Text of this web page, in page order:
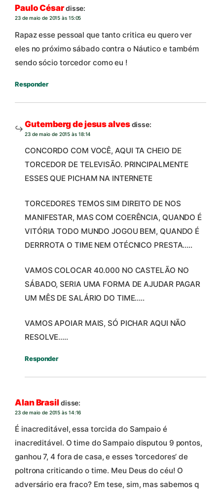
Paulo Césardisse:
23 de maio de 2015 às 15:05
Rapaz esse pessoal que tanto critica eu quero ver
eles no próximo sábado contra o Náutico e também
sendo sócio torcedor como eu !
Responder
Gutemberg de jesus alvesdisse:
23 de maio de 2015 às 18:14
CONCORDO COM VOCÊ, AQUI TA CHEIO DE
TORCEDOR DE TELEVISÃO. PRINCIPALMENTE
ESSES QUE PICHAM NA INTERNETE
TORCEDORES TEMOS SIM DIREITO DE NOS
MANIFESTAR, MAS COM COERÊNCIA, QUANDO É
VITÓRIA TODO MUNDO JOGOU BEM, QUANDO É
DERRROTA O TIME NEM OTÉCNICO PRESTA…..
VAMOS COLOCAR 40.000 NO CASTELÃO NO
SÁBADO, SERIA UMA FORMA DE AJUDAR PAGAR
UM MÊS DE SALÁRIO DO TIME…..
VAMOS APOIAR MAIS, SÓ PICHAR AQUI NÃO
RESOLVE…..
Responder
Alan Brasildisse:
23 de maio de 2015 às 14:16
É inacreditável, essa torcida do Sampaio é
inacreditável. O time do Sampaio disputou 9 pontos,
ganhou 7, 4 fora de casa, e esses ‘torcedores’ de
poltrona criticando o time. Meu Deus do céu! O
adversário era fraco? Em tese, sim, mas sabemos q